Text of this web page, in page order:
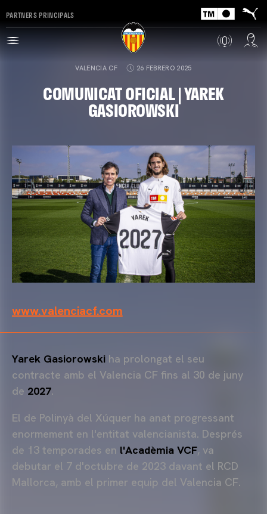
PARTNERS PRINCIPALS
VALENCIA CF 26 FEBRERO 2025
COMUNICAT OFICIAL | YAREK
GASIOROWSKI
www.valenciacf.com
Yarek Gasiorowski ha prolongat el seu
contracte amb el Valencia CF fins al 30 de juny
de 2027.
El de Polinyà del Xúquer ha anat progressant
enormement en l'entitat valencianista. Després
de 13 temporades en l'Acadèmia VCF, va
debutar el 7 d'octubre de 2023 davant el RCD
Mallorca, amb el primer equip del Valencia CF.